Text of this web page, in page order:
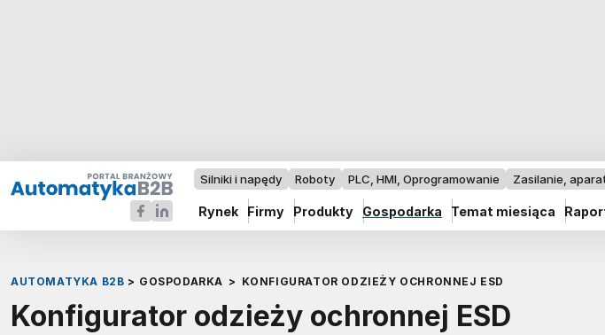
Silniki i napędy Roboty PLC, HMI, Oprogramowanie Zasilanie,
Rynek Firmy Produkty Gospodarka Temat miesiąca
AUTOMATYKA B2B > GOSPODARKA > KONFIGURATOR ODZIEŻY OCHRONNEJ ESD
Konfigurator odzieży ochronnej ESD